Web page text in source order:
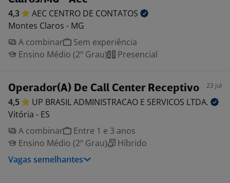
4,3 AEC CENTRO DE CONTATOS
Montes Claros - MG
A combinar
Sem experiência
Ensino Médio (2º Grau)
Presencial
Operador(A) De Call Center Receptivo 23 jul
4,5 UP BRASIL ADMINISTRACAO E SERVICOS LTDA.
Vitória - ES
A combinar
Entre 1 e 3 anos
Ensino Médio (2º Grau)
Híbrido
Vagas semelhantes